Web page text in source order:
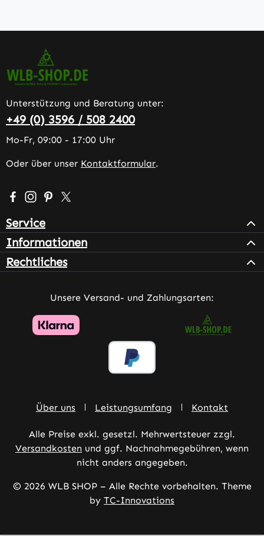
Unterstützung und Beratung unter:
+49 (0) 3596 / 508 2400
Mo-Fr, 09:00 - 17:00 Uhr
Oder über unser Kontaktformular.
Besuche uns auf Facebook – öffnet in neuem Tab
Schau auf Instagram vorbei – öffnet in neuem Tab
Lass dich auf Pinterest inspirieren – öffnet in
Folge uns auf X – öffnet in neuem Tab
Service
Informationen
Rechtliches
Unsere Versand- und Zahlungsarten:
Über uns Leistungsumfang Kontakt
Alle Preise exkl. gesetzl. Mehrwertsteuer zzgl.
Versandkosten und ggf. Nachnahmegebühren, wenn
nicht anders angegeben.
© 2026 WLB SHOP – Alle Rechte vorbehalten. Theme
by TC-Innovations